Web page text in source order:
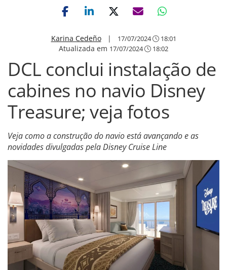
Karina Cedeño| 17/07/2024 18:01
Atualizada em 17/07/2024 18:02
DCL conclui instalação de
cabines no navio Disney
Treasure; veja fotos
Veja como a construção do navio está avançando e as
novidades divulgadas pela Disney Cruise Line